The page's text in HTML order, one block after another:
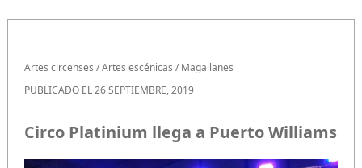
Artes circenses /Artes escénicas /Magallanes
PUBLICADO EL 26 SEPTIEMBRE, 2019
Circo Platinium llega a Puerto Williams